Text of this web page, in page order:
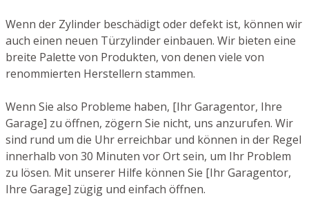
Wenn der Zylinder beschädigt oder defekt ist, können wir
auch einen neuen Türzylinder einbauen. Wir bieten eine
breite Palette von Produkten, von denen viele von
renommierten Herstellern stammen.
Wenn Sie also Probleme haben, [Ihr Garagentor, Ihre
Garage] zu öffnen, zögern Sie nicht, uns anzurufen. Wir
sind rund um die Uhr erreichbar und können in der Regel
innerhalb von 30 Minuten vor Ort sein, um Ihr Problem
zu lösen. Mit unserer Hilfe können Sie [Ihr Garagentor,
Ihre Garage] zügig und einfach öffnen.